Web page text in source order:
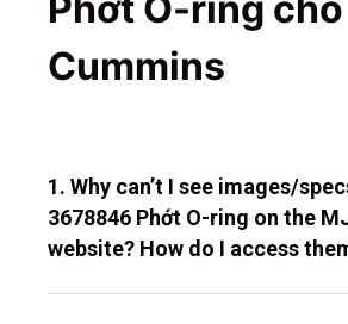
Cummins
1. Why can’t I see images/
3678846 Phớt O-ring on the
website? How do I access